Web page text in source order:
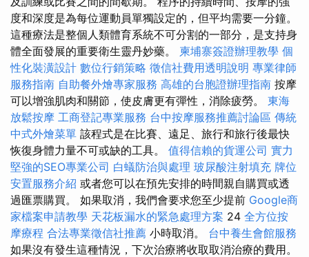
度和深度是為每位運動員單獨設定的，但平均需要一分鐘。
這種療法是整個人類體育系統不可分割的一部分，是支持身
體全面發展的重要衛生靈丹妙藥。 柬埔寨簽證辦理教學 個
性化裝潢設計 數位行銷策略 徵信社費用透明說明 專業律師
服務指南 自助餐外燴專家服務 高雄的台胞證辦理指南 按摩
可以增強肌肉和關節，使皮膚更有彈性，消除疲勞。 東海
放鬆按摩 工商登記專業服務 台中按摩服務推薦討論區 傳統
中式外燴菜單 該程式是在比賽、遠足、旅行和旅行後最快
恢復身體力量不可或缺的工具。 值得信賴的貨運公司 實力
堅強的SEO專業公司 白蟻防治與處理 玻尿酸注射填充 牌位
安置服務介紹 或者您可以在預先安排的時間親自購買或透
過匯票購買。 如果取消，我們會要求您至少提前 Google商
家檔案申請教學 天花板漏水的緊急處理方案 24 全方位按
摩療程 合法專業徵信社推薦 小時取消。 台中養生會館服務
如果沒有發生這種情況，下次治療將收取取消治療的費用。